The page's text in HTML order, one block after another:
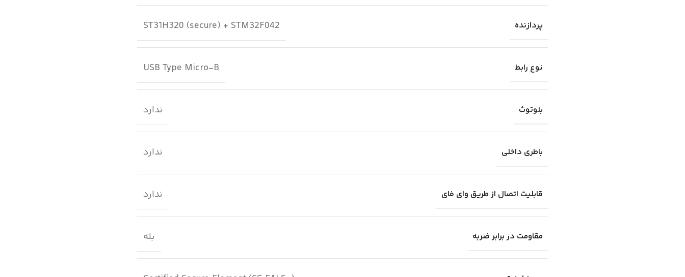
پردازنده ST31H320 (secure) + STM32F042
نوع رابط USB Type Micro-B
بلوتوث ندارد
باطری داخلی ندارد
قابلیت اتصال از طریق وای فای ندارد
مقاومت در برابر ضربه بله